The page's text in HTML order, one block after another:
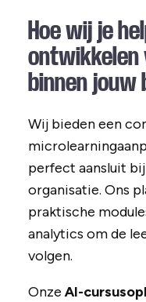
Hoe wij je
ontwikkelen
binnen
Wij bieden een
perfect aansluit
organisatie. Ons
praktische
analytics om de
volgen.
OnzeAI-